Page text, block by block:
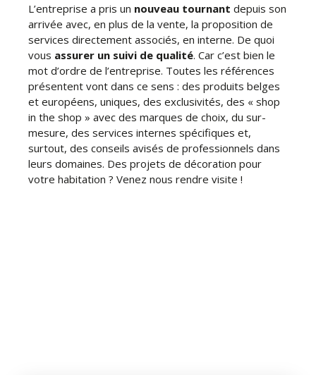
L’entreprise a pris un nouveau tournant depuis son
arrivée avec, en plus de la vente, la proposition de
services directement associés, en interne. De quoi
vous assurer un suivi de qualité. Car c’est bien le
mot d’ordre de l’entreprise. Toutes les références
présentent vont dans ce sens : des produits belges
et européens, uniques, des exclusivités, des « shop
in the shop » avec des marques de choix, du sur-
mesure, des services internes spécifiques et,
surtout, des conseils avisés de professionnels dans
leurs domaines. Des projets de décoration pour
votre habitation ? Venez nous rendre visite !